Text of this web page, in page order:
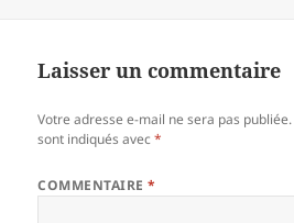
Laisser un commentaire
Votre adresse e-mail ne sera pas publiée.
sont indiqués avec*
COMMENTAIRE*